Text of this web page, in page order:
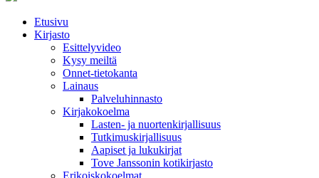
Etusivu
Kirjasto
Esittelyvideo
Kysy meiltä
Onnet-tietokanta
Lainaus
Palveluhinnasto
Kirjakokoelma
Lasten- ja nuortenkirjallisuus
Tutkimuskirjallisuus
Aapiset ja lukukirjat
Tove Janssonin kotikirjasto
Erikoiskokoelmat